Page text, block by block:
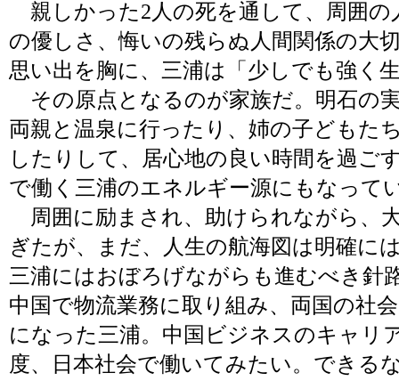
親しかった2人の死を通して、周囲の
の優しさ、悔いの残らぬ人間関係の大
思い出を胸に、三浦は「少しでも強く
その原点となるのが家族だ。明石の
両親と温泉に行ったり、姉の子どもた
したりして、居心地の良い時間を過ご
で働く三浦のエネルギー源にもなって
周囲に励まされ、助けられながら、
ぎたが、まだ、人生の航海図は明確に
三浦にはおぼろげながらも進むべき針
中国で物流業務に取り組み、両国の社
になった三浦。中国ビジネスのキャリ
度、日本社会で働いてみたい。できる